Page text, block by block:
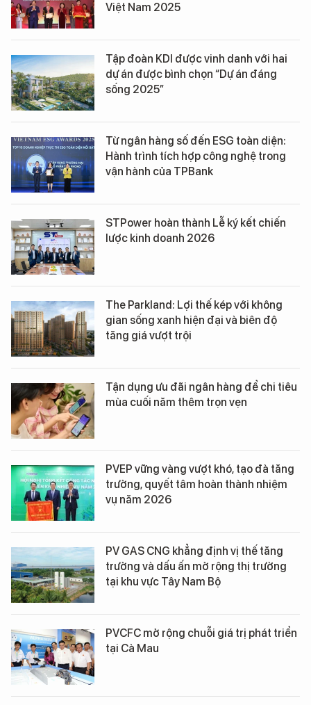
Việt Nam 2025
Tập đoàn KDI được vinh danh với hai
dự án được bình chọn “Dự án đáng
sống 2025”
Từ ngân hàng số đến ESG toàn diện:
Hành trình tích hợp công nghệ trong
vận hành của TPBank
STPower hoàn thành Lễ ký kết chiến
lược kinh doanh 2026
The Parkland: Lợi thế kép với không
gian sống xanh hiện đại và biên độ
tăng giá vượt trội
Tận dụng ưu đãi ngân hàng để chi tiêu
mùa cuối năm thêm trọn vẹn
PVEP vững vàng vượt khó, tạo đà tăng
trưởng, quyết tâm hoàn thành nhiệm
vụ năm 2026
PV GAS CNG khẳng định vị thế tăng
trưởng và dấu ấn mở rộng thị trường
tại khu vực Tây Nam Bộ
PVCFC mở rộng chuỗi giá trị phát triển
tại Cà Mau